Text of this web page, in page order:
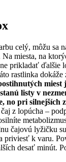
celý, môžu sa
Na miesta, na
prikladať ďalšie
rastlinka
listy v
no pri silnejších
z lopúcha –
čajovú lyžičku
priviesť k varu.
desať minút.